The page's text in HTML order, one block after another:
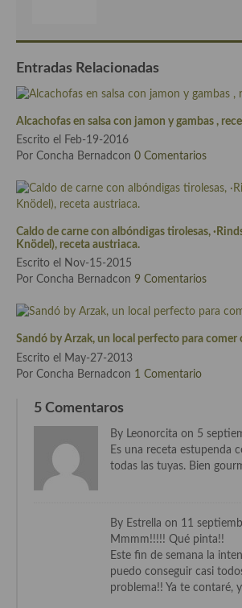
Cocina Riojana
Cocina Valenciana
Cocina Europea
Cocina Austriaca
Cocina Belga
Cocina Britanica
Cocina de la Republica Checa
Cocina de Ucrania
Cocina Eslovena
Cocina Francesa
Cocina Holandesa
Entradas Relacionadas
Alcachofas en salsa con jamon y gambas ,
Escrito el Feb-19-2016
Por Concha Bernadcon 0 Comentarios
Caldo de carne con albóndigas tirolesas,
Knödel), receta austriaca.
Escrito el Nov-15-2015
Por Concha Bernadcon 9 Comentarios
Sandó by Arzak, un local perfecto para comer
Escrito el May-27-2013
Por Concha Bernadcon 1 Comentario
5 Comentaros
By Leonorcita on 5
Es una receta estupenda
todas las tuyas. Bien
By Estrella on 11
Mmmm!!!!! Qué pinta!!
Este fin de semana la
puedo conseguir casi
problema!! Ya te contaré,